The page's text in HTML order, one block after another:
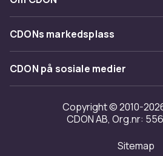
Tilbakekallinger
Varemerker
Om oss
Kundeanmeldelser
Jobbe på CDON
Investor relations
Tilgjengelighet
CDONs markedsplass
Merchant Help Center
CDON på sosiale medier
Copyright © 2010-
CDON AB, Org.nr:
Sitemap